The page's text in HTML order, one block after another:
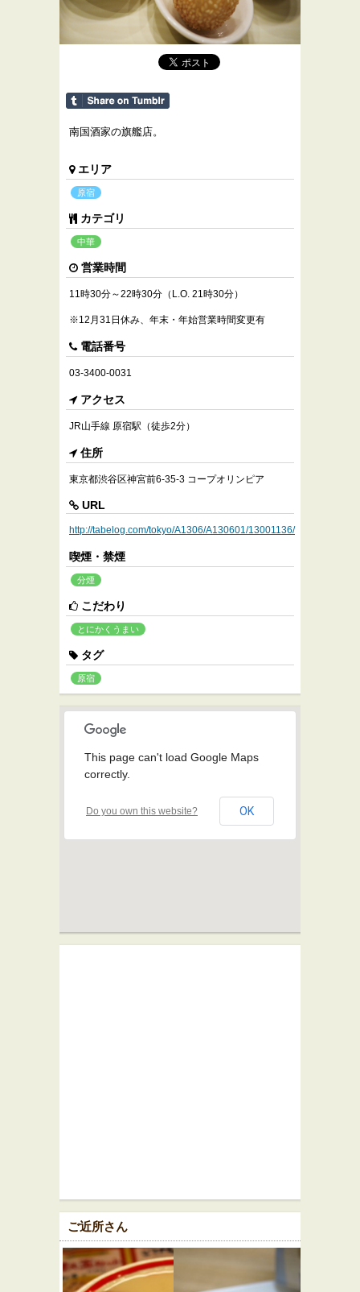
南国酒家の旗艦店。
エリア
原宿
カテゴリ
中華
営業時間
11時30分～22時30分（L.O. 21時30分）
※12月31日休み、年末・年始営業時間変更有
電話番号
03-3400-0031
アクセス
JR山手線 原宿駅（徒歩2分）
住所
東京都渋谷区神宮前6-35-3 コープオリンピア
URL
http://tabelog.com/tokyo/A1306/A130601/13001136/
喫煙・禁煙
分煙
こだわり
とにかくうまい
タグ
原宿
This page can't load Google Maps
correctly.
Do you own this website? OK
ご近所さん